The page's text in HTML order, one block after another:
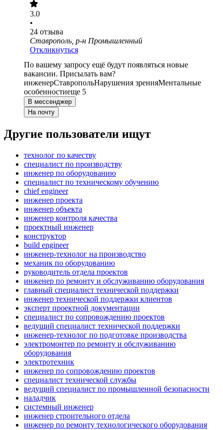
3.0
•
24 отзыва
Ставрополь, р-н Промышленный
Откликнуться
По вашему запросу ещё будут появляться новые
вакансии. Присылать вам?
инженерСтавропольНарушения зренияМентальные
особенностиеще 5
В мессенджер
На почту
Другие пользователи ищут
технолог по качеству
специалист по производству
инженер по оборудованию
специалист по техническому обучению
chief engineer
инженер проекта
инженер объекта
инженер контроля качества
проектный инженер
конструктор
build engineer
инженер-технолог на производство
механик по оборудованию
руководитель отдела проектов
инженер по ремонту и обслуживанию оборудования
главный специалист технической поддержки
инженер технической поддержки клиентов
эксперт проектной документации
специалист по сопровождению проектов
ведущий специалист технической поддержки
инженер-технолог по подготовке производства
электромонтер по ремонту и обслуживанию
оборудования
электротехник
инженер по сопровождению проектов
специалист технической службы
ведущий специалист по промышленной безопасности
наладчик
системный инженер
инженер строительного отдела
инженер по ремонту технологического оборудования